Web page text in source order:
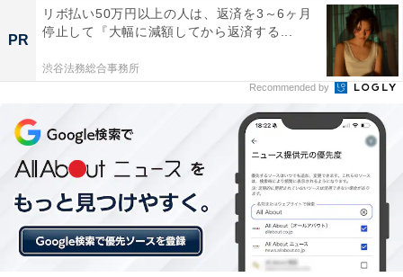
PR
リボ払い50万円以上の人は、返済を3～6ヶ月
停止して『大幅に減額してから返済する...
渋谷法務総合事務所
Recommended by